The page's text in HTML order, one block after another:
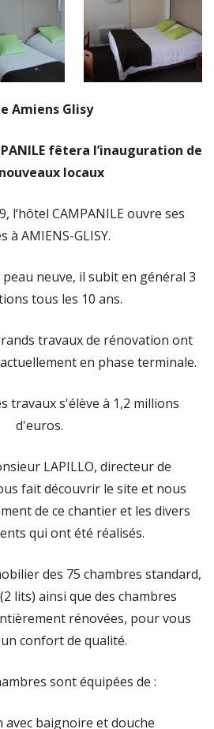
Amiens Glisy
fêtera l’inauguration de
locaux
l’hôtel CAMPANILE ouvre ses
à AMIENS-GLISY.
neuve, il subit en général 3
tous les 10 ans.
travaux de rénovation ont
en phase terminale.
travaux s'élève à 1,2 millions
d'euros.
LAPILLO, directeur de
fait découvrir le site et nous
de ce chantier et les divers
qui ont été réalisés.
des 75 chambres standard,
lits) ainsi que des chambres
rénovées, pour vous
confort de qualité.
sont équipées de :
avec baignoire et douche